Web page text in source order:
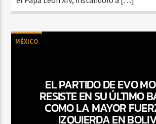
MÉXICO
EL PARTIDO DE EVO
RESISTE EN SU ÚLTIMO
COMO LA MAYOR
IZQUIERDA EN